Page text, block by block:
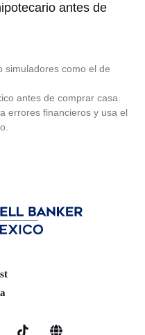
antes de
simuladores como el de
antes de comprar casa.
errores financieros y usa el